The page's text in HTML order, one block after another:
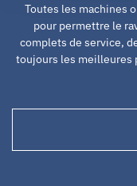
Toutes les machines
pour permettre le
complets de service,
toujours les meilleures